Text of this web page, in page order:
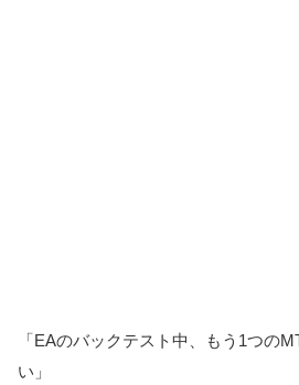
「EAのバックテスト中、もう1つの
い」